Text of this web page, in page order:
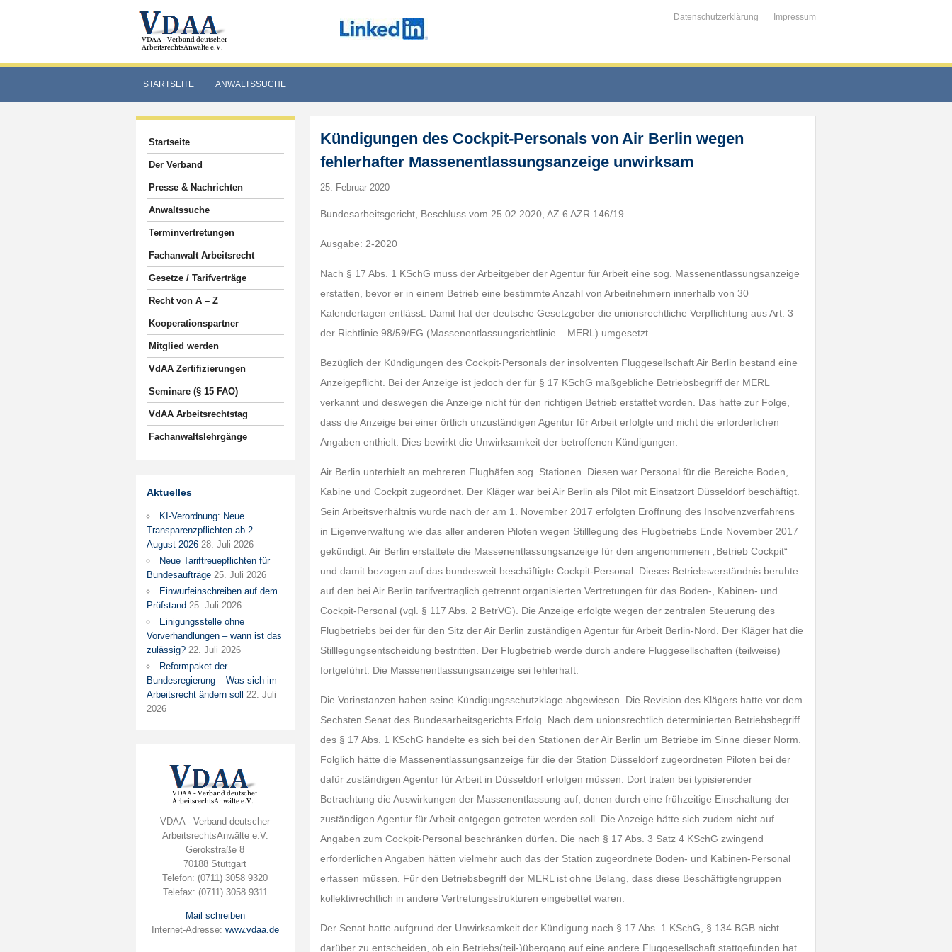
Datenschutzerklärung Impressum
STARTSEITE ANWALTSSUCHE
Startseite
Der Verband
Presse & Nachrichten
Anwaltssuche
Terminvertretungen
Fachanwalt Arbeitsrecht
Gesetze / Tarifverträge
Recht von A – Z
Kooperationspartner
Mitglied werden
VdAA Zertifizierungen
Seminare (§ 15 FAO)
VdAA Arbeitsrechtstag
Fachanwaltslehrgänge
Aktuelles
KI-Verordnung: Neue
Transparenzpflichten ab 2.
August 2026 28. Juli 2026
Neue Tariftreuepflichten für
Bundesaufträge 25. Juli 2026
Einwurfeinschreiben auf dem
Prüfstand 25. Juli 2026
Einigungsstelle ohne
Vorverhandlungen – wann ist das
zulässig? 22. Juli 2026
Reformpaket der
Bundesregierung – Was sich im
Arbeitsrecht ändern soll
22. Juli
2026
VDAA - Verband deutscher
ArbeitsrechtsAnwälte e.V.
Gerokstraße 8
70188 Stuttgart
Telefon: (0711) 3058 9320
Telefax: (0711) 3058 9311
Mail schreiben
Internet-Adresse: www.vdaa.de
Kündigungen des Cockpit-Personals von Air Berlin wegen
fehlerhafter Massenentlassungsanzeige unwirksam
25. Februar 2020
Bundesarbeitsgericht, Beschluss vom 25.02.2020, AZ 6 AZR 146/19
Ausgabe: 2-2020
Nach § 17 Abs. 1 KSchG muss der Arbeitgeber der Agentur für Arbeit eine sog. Massenentlassungsanzeige
erstatten, bevor er in einem Betrieb eine bestimmte Anzahl von Arbeitnehmern innerhalb von 30
Kalendertagen entlässt. Damit hat der deutsche Gesetzgeber die unionsrechtliche Verpflichtung aus Art. 3
der Richtlinie 98/59/EG (Massenentlassungsrichtlinie – MERL) umgesetzt.
Bezüglich der Kündigungen des Cockpit-Personals der insolventen Fluggesellschaft Air Berlin bestand eine
Anzeigepflicht. Bei der Anzeige ist jedoch der für § 17 KSchG maßgebliche Betriebsbegriff der MERL
verkannt und deswegen die Anzeige nicht für den richtigen Betrieb erstattet worden. Das hatte zur Folge,
dass die Anzeige bei einer örtlich unzuständigen Agentur für Arbeit erfolgte und nicht die erforderlichen
Angaben enthielt. Dies bewirkt die Unwirksamkeit der betroffenen Kündigungen.
Air Berlin unterhielt an mehreren Flughäfen sog. Stationen. Diesen war Personal für die Bereiche Boden,
Kabine und Cockpit zugeordnet. Der Kläger war bei Air Berlin als Pilot mit Einsatzort Düsseldorf beschäftigt.
Sein Arbeitsverhältnis wurde nach der am 1. November 2017 erfolgten Eröffnung des Insolvenzverfahrens
in Eigenverwaltung wie das aller anderen Piloten wegen Stilllegung des Flugbetriebs Ende November 2017
gekündigt. Air Berlin erstattete die Massenentlassungsanzeige für den angenommenen „Betrieb Cockpit“
und damit bezogen auf das bundesweit beschäftigte Cockpit-Personal. Dieses Betriebsverständnis beruhte
auf den bei Air Berlin tarifvertraglich getrennt organisierten Vertretungen für das Boden-, Kabinen- und
Cockpit-Personal (vgl. § 117 Abs. 2 BetrVG). Die Anzeige erfolgte wegen der zentralen Steuerung des
Flugbetriebs bei der für den Sitz der Air Berlin zuständigen Agentur für Arbeit Berlin-Nord. Der Kläger hat die
Stilllegungsentscheidung bestritten. Der Flugbetrieb werde durch andere Fluggesellschaften (teilweise)
fortgeführt. Die Massenentlassungsanzeige sei fehlerhaft.
Die Vorinstanzen haben seine Kündigungsschutzklage abgewiesen. Die Revision des Klägers hatte vor dem
Sechsten Senat des Bundesarbeitsgerichts Erfolg. Nach dem unionsrechtlich determinierten Betriebsbegriff
des § 17 Abs. 1 KSchG handelte es sich bei den Stationen der Air Berlin um Betriebe im Sinne dieser Norm.
Folglich hätte die Massenentlassungsanzeige für die der Station Düsseldorf zugeordneten Piloten bei der
dafür zuständigen Agentur für Arbeit in Düsseldorf erfolgen müssen. Dort traten bei typisierender
Betrachtung die Auswirkungen der Massenentlassung auf, denen durch eine frühzeitige Einschaltung der
zuständigen Agentur für Arbeit entgegen getreten werden soll. Die Anzeige hätte sich zudem nicht auf
Angaben zum Cockpit-Personal beschränken dürfen. Die nach § 17 Abs. 3 Satz 4 KSchG zwingend
erforderlichen Angaben hätten vielmehr auch das der Station zugeordnete Boden- und Kabinen-Personal
erfassen müssen. Für den Betriebsbegriff der MERL ist ohne Belang, dass diese Beschäftigtengruppen
kollektivrechtlich in andere Vertretungsstrukturen eingebettet waren.
Der Senat hatte aufgrund der Unwirksamkeit der Kündigung nach § 17 Abs. 1 KSchG, § 134 BGB nicht
darüber zu entscheiden, ob ein Betriebs(teil-)übergang auf eine andere Fluggesellschaft stattgefunden hat.